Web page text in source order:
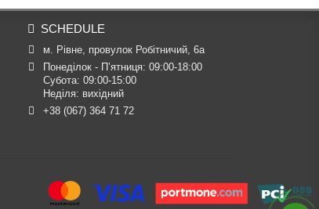
SCHEDULE
м. Рівне, провулок Робітничий, 6а
Понеділок - П’ятниця: 09:00-18:00
Субота: 09:00-15:00
Неділя: вихідний
+38 (067) 364 71 72